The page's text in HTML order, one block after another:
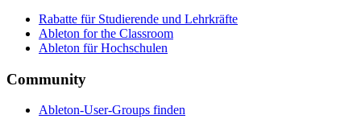
Rabatte für Studierende und Lehrkräfte
Ableton for the Classroom
Ableton für Hochschulen
Community
Ableton-User-Groups finden